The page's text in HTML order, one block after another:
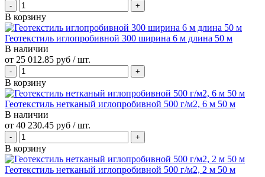
В корзину
Геотекстиль иглопробивной 300 ширина 6 м длина 50 м
В наличии
от 25 012.85 руб / шт.
В корзину
Геотекстиль нетканый иглопробивной 500 г/м2, 6 м 50 м
В наличии
от 40 230.45 руб / шт.
В корзину
Геотекстиль нетканый иглопробивной 500 г/м2, 2 м 50 м